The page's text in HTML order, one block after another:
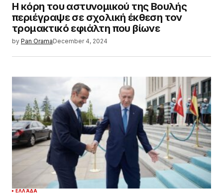
Η κόρη του αστυνομικού της Βουλής
περιέγραψε σε σχολική έκθεση τον
τρομακτικό εφιάλτη που βίωνε
by Pan OramaDecember 4, 2024
ΕΛΛΆΔΑ